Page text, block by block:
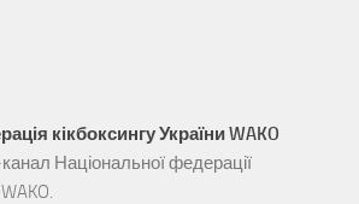
кікбоксингу України WAKO
Національної федерації